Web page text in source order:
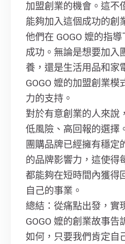
加盟創業的機會。這不
能夠加入這個成功的創
他們在 GOGO 嬤的指
成功。無論是想要加入
養，還是生活用品和家
GOGO 嬤的加盟創業模
力的支持。
對於有意創業的人來說
低風險、高回報的選擇
團購品牌已經擁有穩定
的品牌影響力，這使得
都能夠在短時間內獲得
自己的事業。
總結：從痛點出發，實
GOGO 嬤的創業故事告
如何，只要我們肯定自